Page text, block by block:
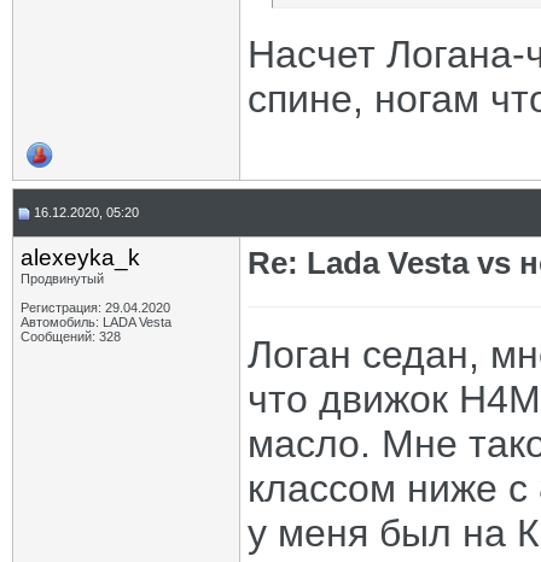
Насчет Логана-
спине, ногам
16.12.2020, 05:20
alexeyka_k
Продвинутый
Регистрация: 29.04.2020
Автомобиль: LADA Vesta
Сообщений: 328
Re: Lada Vesta vs
Логан седан,
что движок
масло. Мне
классом ниже
у меня был на